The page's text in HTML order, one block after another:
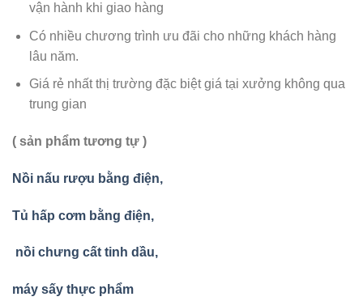
vận hành khi giao hàng
Có nhiều chương trình ưu đãi cho những khách hàng
lâu năm.
Giá rẻ nhất thị trường đặc biệt giá tại xưởng không qua
trung gian
( sản phẩm tương tự )
Nồi nấu rượu bằng điện,
Tủ hấp cơm bằng điện,
nồi chưng cất tinh dầu,
máy sấy thực phẩm